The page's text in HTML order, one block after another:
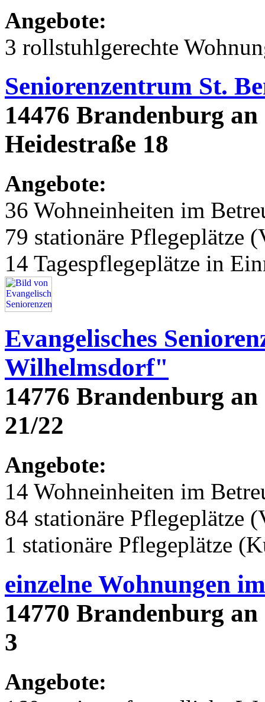
Angebote:
3 rollstuhlgerechte
Seniorenzentrum St.
14476 Brandenburg
Heidestraße 18
Angebote:
36 Wohneinheiten im
79 stationäre Pflegeplätze
14 Tagespflegeplätze in
Evangelisches
Wilhelmsdorf"
14776 Brandenburg
21/22
Angebote:
14 Wohneinheiten im
84 stationäre Pflegeplätze
1 stationäre Pflegeplätze
einzelne Wohnungen
14770 Brandenburg
3
Angebote: